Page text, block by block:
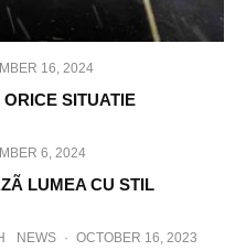
16, 2024
SITUATIE
6, 2024
LUMEA CU STIL
NEWS · OCTOBER 16, 2023